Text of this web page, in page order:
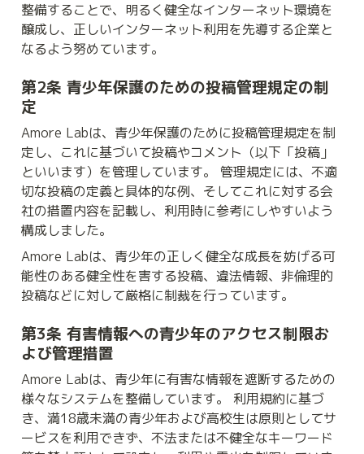
整備することで、明るく健全なインターネット環境を
醸成し、正しいインターネット利用を先導する企業と
なるよう努めています。
第2条 青少年保護のための投稿管理規定の制
定
Amore Labは、青少年保護のために投稿管理規定を制
定し、これに基づいて投稿やコメント（以下「投稿」
といいます）を管理しています。 管理規定には、不適
切な投稿の定義と具体的な例、そしてこれに対する会
社の措置内容を記載し、利用時に参考にしやすいよう
構成しました。
Amore Labは、青少年の正しく健全な成長を妨げる可
能性のある健全性を害する投稿、違法情報、非倫理的
投稿などに対して厳格に制裁を行っています。
第3条 有害情報への青少年のアクセス制限お
よび管理措置
Amore Labは、青少年に有害な情報を遮断するための
様々なシステムを整備しています。 利用規約に基づ
き、満18歳未満の青少年および高校生は原則としてサ
ービスを利用できず、不法または不健全なキーワード